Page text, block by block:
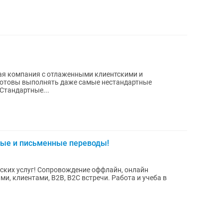
компания с отлаженными клиентскими и
выполнять даже самые нестандартные
и PDF. Стандартные...
и письменные переводы!
услуг! Сопровождение оффлайн, онлайн
клиентами, B2B, B2C встречи. Работа и учеба в